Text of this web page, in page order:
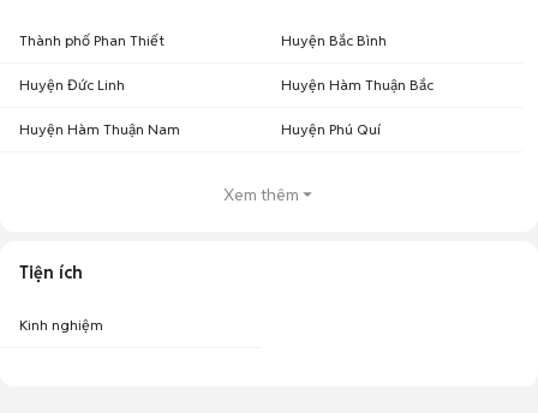
Thành phố Phan Thiết Huyện Bắc Bình
Huyện Đức Linh Huyện Hàm Thuận Bắc
Huyện Hàm Thuận Nam Huyện Phú Quí
Xem thêm
Tiện ích
Kinh nghiệm